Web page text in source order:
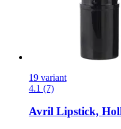
19 variant
4.1 (7)
Avril Lipstick,